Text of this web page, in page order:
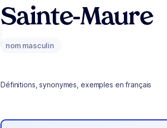
Sainte-Maure
nom masculin
Définitions, synonymes, exemples en français